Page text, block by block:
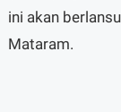
ini akan
Mataram.